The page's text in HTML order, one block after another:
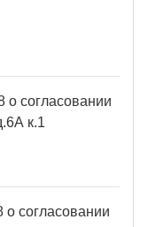
согласовании
к.1
согласовании